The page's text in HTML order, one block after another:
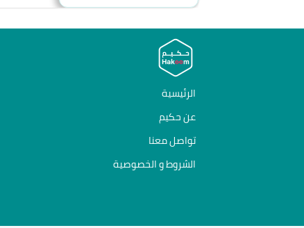
الرئيسية
عن حكيم
تواصل معنا
الشروط و الخصوصية